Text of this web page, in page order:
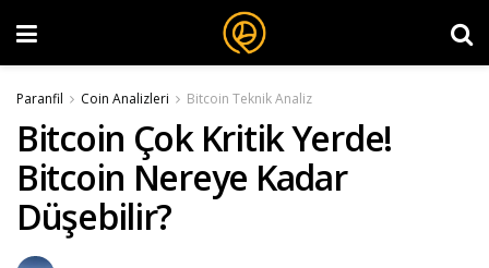
Paranfil Coin Analizleri Bitcoin Teknik Analiz
Bitcoin Çok Kritik Yerde!
Bitcoin Nereye Kadar
Düşebilir?